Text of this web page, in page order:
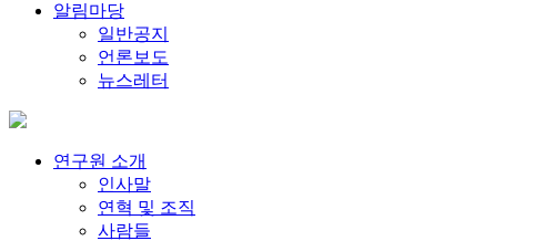
알림마당
일반공지
언론보도
뉴스레터
연구원 소개
인사말
연혁 및 조직
사람들